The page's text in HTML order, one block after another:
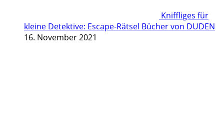
Kniffliges für
kleine Detektive: Escape-Rätsel Bücher von DUDEN
16. November 2021